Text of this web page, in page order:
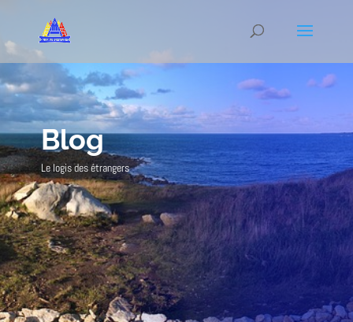
Blog
Le logis des étrangers